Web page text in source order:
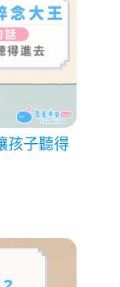
孩子聽得